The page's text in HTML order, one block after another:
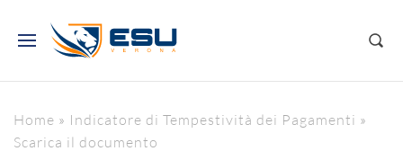
Home » Indicatore di Tempestività dei Pagamenti »
Scarica il documento